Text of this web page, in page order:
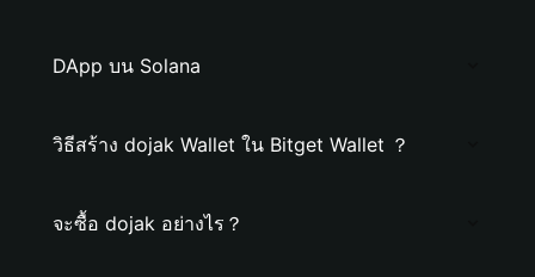
DApp บน Solana
วิธีสร้าง dojak Wallet ใน Bitget Wallet ？
จะซื้อ dojak อย่างไร？